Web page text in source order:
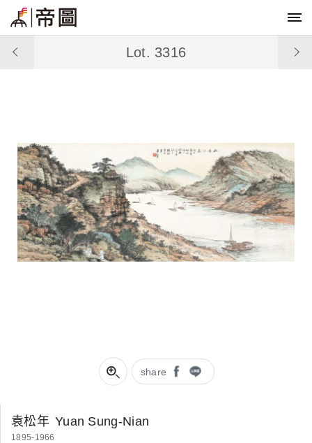
share
Lot. 3316
袁松年 Yuan Sung-Nian
1895-1966